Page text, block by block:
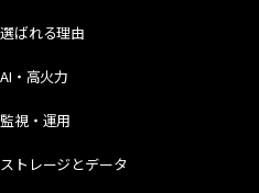
選ばれる理由
AI・高火力
監視・運用
ストレージとデータ